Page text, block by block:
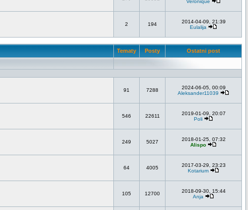
Veronique
2 194
2014-04-09, 21:39
Eulalija
Tematy Posty Ostatni post
91 7288
2024-06-05, 00:09
Aleksander11039
546 22611
2019-01-09, 20:07
Poli
249 5027
2018-01-25, 07:32
Alispo
64 4005
2017-03-29, 23:23
Kotarium
105 12700
2018-09-30, 15:44
Anja